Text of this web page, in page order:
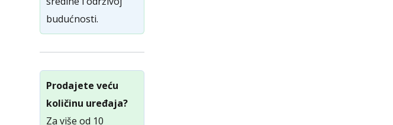
budućnosti.
Prodajete veću
količinu uređaja?
Za više od 10